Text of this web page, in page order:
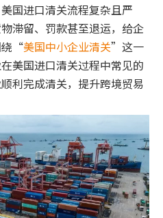
国进口清关流程复杂且严
滞留、罚款甚至退运，给企
绕“美国中小企业清关”这一
美国进口清关过程中常见的
利完成清关，提升跨境贸易